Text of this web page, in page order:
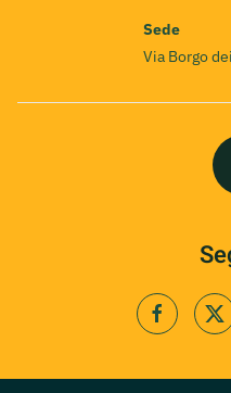
Sede
Via Borgo